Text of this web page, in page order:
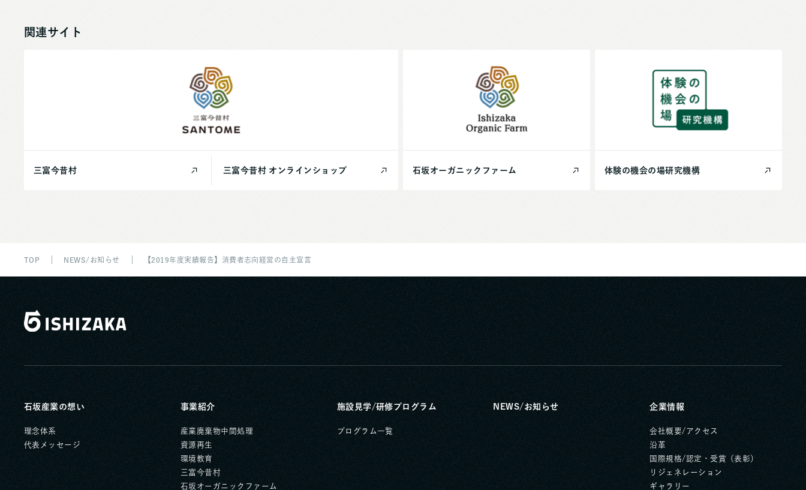
関連サイト
三富今昔村 三富今昔村 オンライン ショップ 石坂オーガニック ファーム 体験の機会の場研究機構
TOP NEWS/お知らせ 【2019年度実績報告】消費者志向経営の自主宣言
石坂産業の想い
理念体系
代表メッセージ
事業紹介
産業廃棄物中間処理
資源再生
環境教育
三富今昔村
石坂オーガニックファーム
施設見学/研修プログラム
プログラム一覧
NEWS/お知らせ 企業情報
会社概要/アクセス
沿革
国際規格/認定・受賞（表彰）
リジェネレーション
ギャラリー